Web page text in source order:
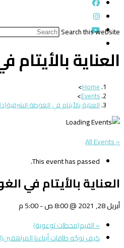
Search this website
العناية
Home
>
Events
>
العناية بالأيتام في الغوطة
« All Events
This event has passed.
العناية بالأيتام في
أبريل 28, 2021 @ 8:00 ص -5:00 م
«القيم(محطات توعوية)
كيف نوجّه طاقات أبناءنا